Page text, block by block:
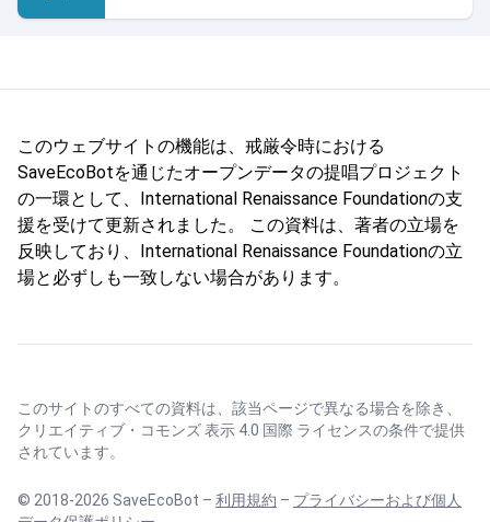
このウェブサイトの機能は、戒厳令時における
SaveEcoBotを通じたオープンデータの提唱プロジェクト
の一環として、International Renaissance Foundationの支
援を受けて更新されました。 この資料は、著者の立場を
反映しており、International Renaissance Foundationの立
場と必ずしも一致しない場合があります。
このサイトのすべての資料は、該当ページで異なる場合を除き、
クリエイティブ・コモンズ 表示 4.0 国際 ライセンスの条件で提供
されています。
© 2018-2026 SaveEcoBot – 利用規約 – プライバシーおよび個人